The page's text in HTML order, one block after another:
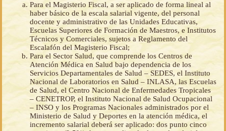
Para el Magisterio Fiscal, a ser aplicado de forma lineal al
haber básico de la escala salarial vigente, del personal
docente y administrativo de las Unidades Educativas,
Escuelas Superiores de Formación de Maestros, e Institutos
Técnicos y Comerciales, sujetos a Reglamento del
Escalafón del Magisterio Fiscal;
Para el Sector Salud, que comprende los Centros de
Atención Médica en Salud bajo dependencia de los
Servicios Departamentales de Salud – SEDES, el Instituto
Nacional de Laboratorios en Salud – INLASA, las Escuelas
de Salud, el Centro Nacional de Enfermedades Tropicales
– CENETROP, el Instituto Nacional de Salud Ocupacional
– INSO y los Programas Nacionales administrados por el
Ministerio de Salud y Deportes en la atención médica, el
incremento salarial deberá ser aplicado: dos punto cinco